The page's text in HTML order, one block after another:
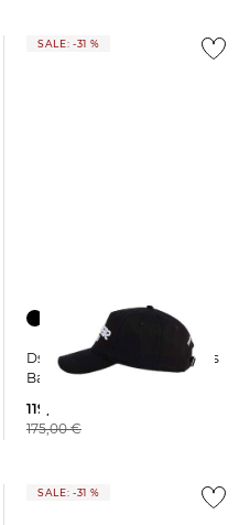
SALE: -31 %
Dsquared2 | Herren Cap aus
Baumwolle
119,99 €
175,00 €
SALE: -31 %